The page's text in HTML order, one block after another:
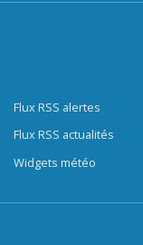
Flux RSS alertes
Flux RSS actualités
Widgets météo